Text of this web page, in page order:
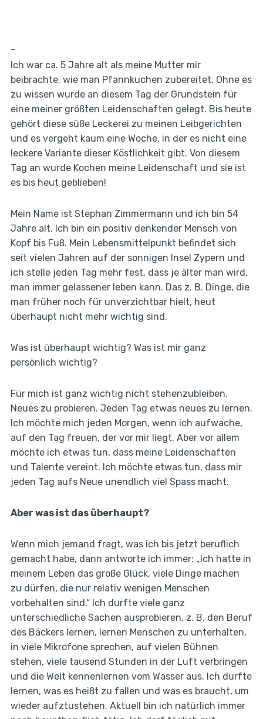
–
Ich war ca. 5 Jahre alt als meine Mutter mir
beibrachte, wie man Pfannkuchen zubereitet. Ohne es
zu wissen wurde an diesem Tag der Grundstein für
eine meiner größten Leidenschaften gelegt. Bis heute
gehört diese süße Leckerei zu meinen Leibgerichten
und es vergeht kaum eine Woche, in der es nicht eine
leckere Variante dieser Köstlichkeit gibt. Von diesem
Tag an wurde Kochen meine Leidenschaft und sie ist
es bis heut geblieben!
Mein Name ist Stephan Zimmermann und ich bin 54
Jahre alt. Ich bin ein positiv denkender Mensch von
Kopf bis Fuß. Mein Lebensmittelpunkt befindet sich
seit vielen Jahren auf der sonnigen Insel Zypern und
ich stelle jeden Tag mehr fest, dass je älter man wird,
man immer gelassener leben kann. Das z. B. Dinge, die
man früher noch für unverzichtbar hielt, heut
überhaupt nicht mehr wichtig sind.
Was ist überhaupt wichtig? Was ist mir ganz
persönlich wichtig?
Für mich ist ganz wichtig nicht stehenzubleiben.
Neues zu probieren. Jeden Tag etwas neues zu lernen.
Ich möchte mich jeden Morgen, wenn ich aufwache,
auf den Tag freuen, der vor mir liegt. Aber vor allem
möchte ich etwas tun, dass meine Leidenschaften
und Talente vereint. Ich möchte etwas tun, dass mir
jeden Tag aufs Neue unendlich viel Spass macht.
Aber was ist das überhaupt?
Wenn mich jemand fragt, was ich bis jetzt beruflich
gemacht habe, dann antworte ich immer: „Ich hatte in
meinem Leben das große Glück, viele Dinge machen
zu dürfen, die nur relativ wenigen Menschen
vorbehalten sind.“ Ich durfte viele ganz
unterschiedliche Sachen ausprobieren, z. B. den Beruf
des Bäckers lernen, lernen Menschen zu unterhalten,
in viele Mikrofone sprechen, auf vielen Bühnen
stehen, viele tausend Stunden in der Luft verbringen
und die Welt kennenlernen vom Wasser aus. Ich durfte
lernen, was es heißt zu fallen und was es braucht, um
wieder aufztustehen. Aktuell bin ich natürlich immer